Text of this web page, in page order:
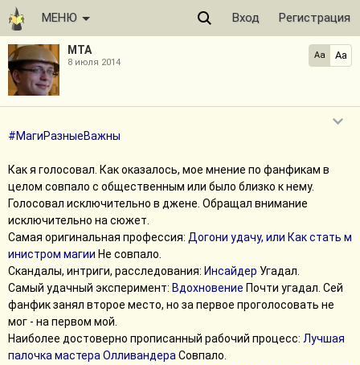
МЕНЮ Вход Регистрация
МТА
8 июля 2014
Aa Aa
#МагиРазныеВажны
Как я голосовал. Как оказалось, мое мнение по фанфикам в
целом совпало с общественным или было близко к нему.
Голосовал исключительно в джене. Обращал внимание
исключительно на сюжет.
Самая оригинальная профессия: Догони удачу, или Как стать м
инистром магии Не совпало.
Скандалы, интриги, расследования: Инсайдер Угадал.
Самый удачный эксперимент: Вдохновение Почти угадал. Сей
фанфик занял второе место, но за первое проголосовать не
мог - на первом мой.
Наиболее достоверно прописанный рабочий процесс: Лучшая
палочка мастера Олливандера Совпало.